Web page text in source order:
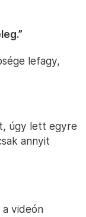
lefagy,
úgy lett egyre
annyit
a videón